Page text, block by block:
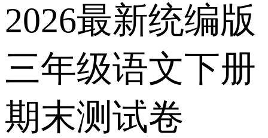
2026最新统编版
三年级语文下册
期末测试卷